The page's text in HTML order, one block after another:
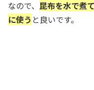
なので、 昆布を水で煮
に使う と良いです。